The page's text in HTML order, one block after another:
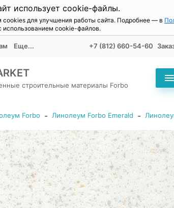
использует cookie-файлы.
для улучшения работы сайта. Подробнее — в
использованием cookie-файлов.
Еще... +7 (812) 660-54-60
строительные материалы Forbo
Forbo - Линолеум Forbo Emerald -